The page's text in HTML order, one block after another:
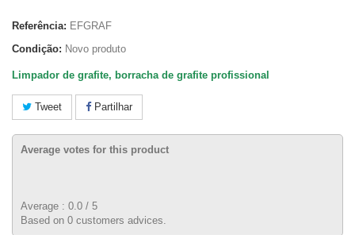
Referência: EFGRAF
Condição: Novo produto
Limpador de grafite, borracha de grafite profissional
Tweet Partilhar
Average votes for this product
Average : 0.0 / 5
Based on 0 customers advices.